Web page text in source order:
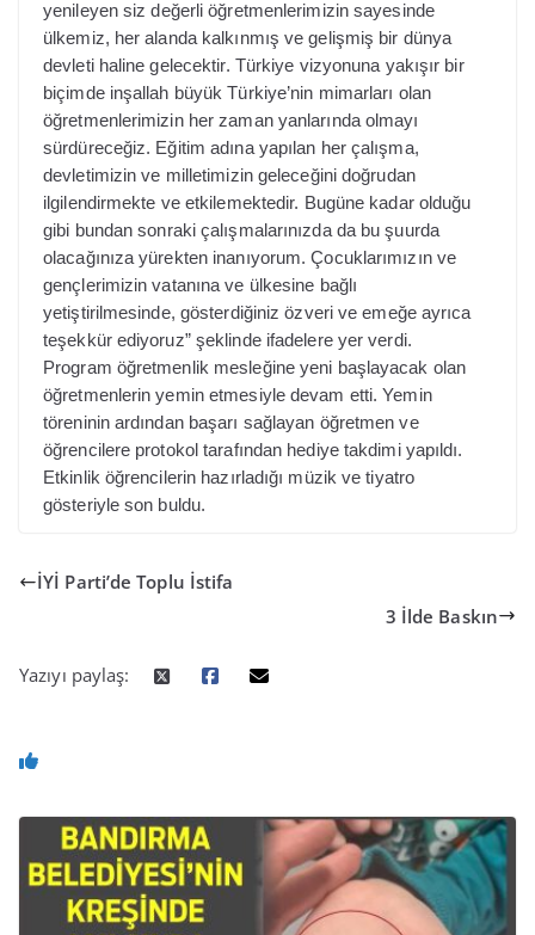
yenileyen siz değerli öğretmenlerimizin sayesinde
ülkemiz, her alanda kalkınmış ve gelişmiş bir dünya
devleti haline gelecektir. Türkiye vizyonuna yakışır bir
biçimde inşallah büyük Türkiye’nin mimarları olan
öğretmenlerimizin her zaman yanlarında olmayı
sürdüreceğiz. Eğitim adına yapılan her çalışma,
devletimizin ve milletimizin geleceğini doğrudan
ilgilendirmekte ve etkilemektedir. Bugüne kadar olduğu
gibi bundan sonraki çalışmalarınızda da bu şuurda
olacağınıza yürekten inanıyorum. Çocuklarımızın ve
gençlerimizin vatanına ve ülkesine bağlı
yetiştirilmesinde, gösterdiğiniz özveri ve emeğe ayrıca
teşekkür ediyoruz” şeklinde ifadelere yer verdi.
Program öğretmenlik mesleğine yeni başlayacak olan
öğretmenlerin yemin etmesiyle devam etti. Yemin
töreninin ardından başarı sağlayan öğretmen ve
öğrencilere protokol tarafından hediye takdimi yapıldı.
Etkinlik öğrencilerin hazırladığı müzik ve tiyatro
gösteriyle son buldu.
İYİ Parti’de Toplu İstifa
3 İlde Baskın
Yazıyı paylaş: